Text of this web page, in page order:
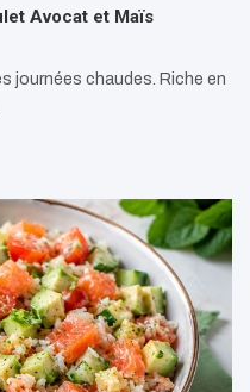
Avocat et Maïs
journées chaudes. Riche en